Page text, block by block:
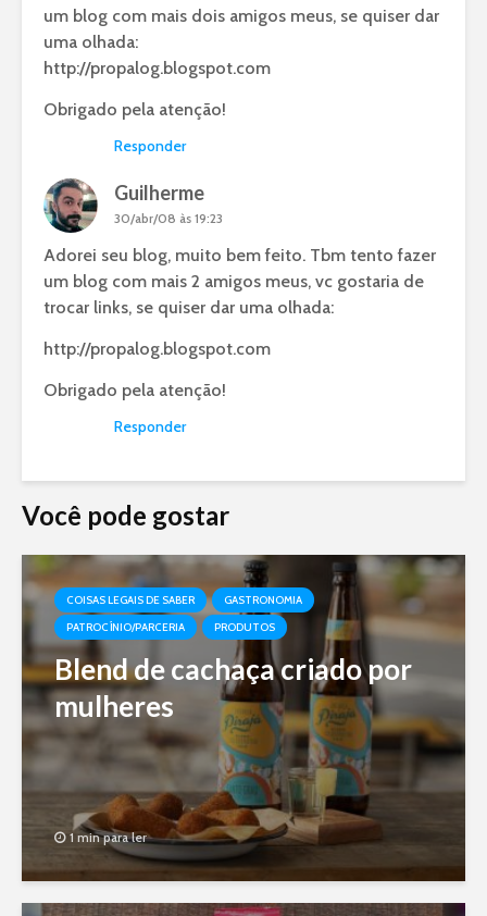
um blog com mais dois amigos meus, se quiser dar
uma olhada:
http://propalog.blogspot.com
Obrigado pela atenção!
Responder
Guilherme
30/abr/08 às 19:23
Adorei seu blog, muito bem feito. Tbm tento fazer
um blog com mais 2 amigos meus, vc gostaria de
trocar links, se quiser dar uma olhada:
http://propalog.blogspot.com
Obrigado pela atenção!
Responder
Você pode gostar
COISAS LEGAIS DE SABER
GASTRONOMIA
PATROCÍNIO/PARCERIA
PRODUTOS
Blend de cachaça criado por
mulheres
1 min para ler